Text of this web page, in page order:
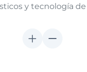
y tecnología